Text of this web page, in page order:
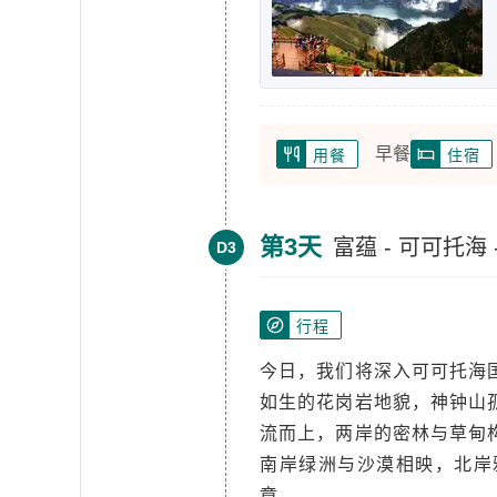
用餐 早餐 住宿
D3 第3天 富蕴 - 可可托海
行程
今日，我们将深入可可托海
如生的花岗岩地貌，神钟山
流而上，两岸的密林与草甸
南岸绿洲与沙漠相映，北